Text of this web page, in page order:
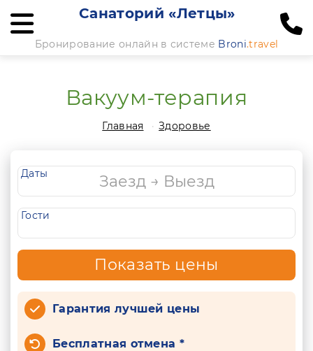
Санаторий «Летцы»
Бронирование онлайн в системе Broni.travel
Вакуум-терапия
Главная Здоровье
Даты
Гости
Показать цены
Гарантия лучшей цены
Бесплатная отмена *